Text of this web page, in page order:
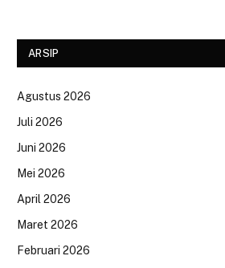
ARSIP
Agustus 2026
Juli 2026
Juni 2026
Mei 2026
April 2026
Maret 2026
Februari 2026